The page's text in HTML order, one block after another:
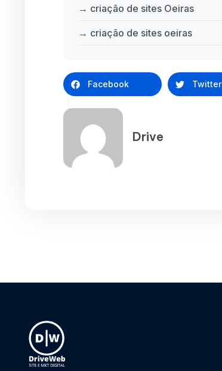
→ criação de sites Oeiras
→ criação de sites oeiras
Facebook Twitter
Drive